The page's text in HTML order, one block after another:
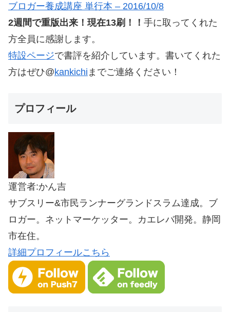
ブロガー養成講座 単行本 – 2016/10/8
2週間で重版出来！現在13刷！！ 手に取ってくれた
方全員に感謝します。
特設ページで書評を紹介しています。書いてくれた
方はぜひ@kankichi までご連絡ください！
プロフィール
運営者:かん吉
サブスリー&市民ランナーグランドスラム達成。ブ
ロガー。ネットマーケッター。カエレバ開発。静岡
市在住。
詳細プロフィールこちら